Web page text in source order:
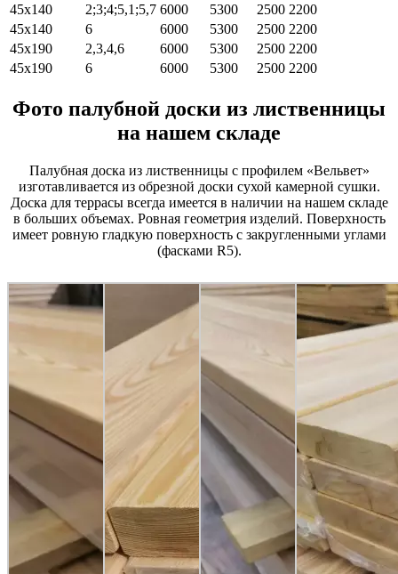
45х140
2;3;4;5,1;5,7 6000 5300 2500 2200
45х140
6 6000 5300 2500 2200
45х190
2,3,4,6 6000 5300 2500 2200
45х190
6 6000 5300 2500 2200
Фото палубной доски из лиственницы
на нашем складе
Палубная доска из лиственницы с профилем «Вельвет»
изготавливается из обрезной доски сухой камерной сушки.
Доска для террасы всегда имеется в наличии на нашем складе
в больших объемах. Ровная геометрия изделий. Поверхность
имеет ровную гладкую поверхность с закругленными углами
(фасками R5).